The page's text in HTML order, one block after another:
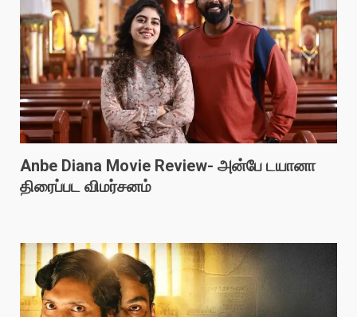
Anbe Diana Movie Review- அன்பே டயானா
திரைப்பட விமர்சனம்